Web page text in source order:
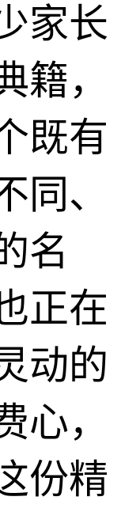
家长
籍，
既有
同、
名
正在
动的
心，
份精